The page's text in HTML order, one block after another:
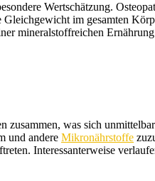
Wertschätzung.
im gesamten
mineralstoffreichen
was sich
und andere Mikronährstoffe
Interessanterweise